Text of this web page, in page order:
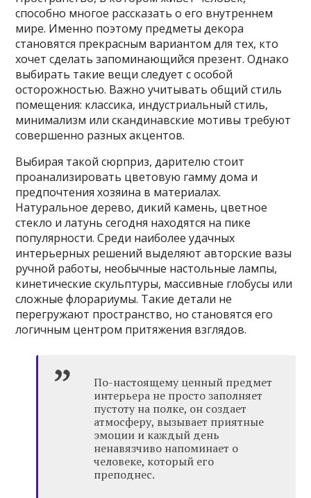
способно многое рассказать о его внутреннем
мире. Именно поэтому предметы декора
становятся прекрасным вариантом для тех, кто
хочет сделать запоминающийся презент. Однако
выбирать такие вещи следует с особой
осторожностью. Важно учитывать общий стиль
помещения: классика, индустриальный стиль,
минимализм или скандинавские мотивы требуют
совершенно разных акцентов.
Выбирая такой сюрприз, дарителю стоит
проанализировать цветовую гамму дома и
предпочтения хозяина в материалах.
Натуральное дерево, дикий камень, цветное
стекло и латунь сегодня находятся на пике
популярности. Среди наиболее удачных
интерьерных решений выделяют авторские вазы
ручной работы, необычные настольные лампы,
кинетические скульптуры, массивные глобусы или
сложные флорариумы. Такие детали не
перегружают пространство, но становятся его
логичным центром притяжения взглядов.
По-настоящему ценный предмет
интерьера не просто заполняет
пустоту на полке, он создает
атмосферу, вызывает приятные
эмоции и каждый день
ненавязчиво напоминает о
человеке, который его
преподнес.